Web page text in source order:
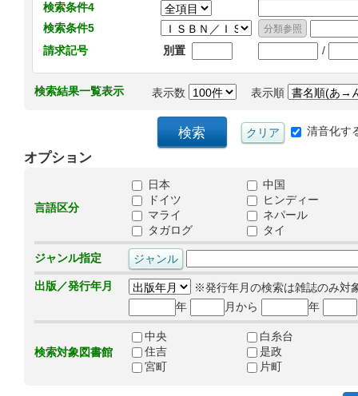
検索条件4
検索条件5
請求記号
別置 /
検索結果一覧表示 表示数 表示順
清音化す
オプション
言語区分
日本
中国
ドイツ
ヒンディー
マライ
ネパール
タガログ
タイ
ジャンル指定
出版／発行年月
※発行年月の検索は雑誌のみ対
年
月から 年
検索対象図書館
中央
白糸台
住吉
是政
宮町
片町